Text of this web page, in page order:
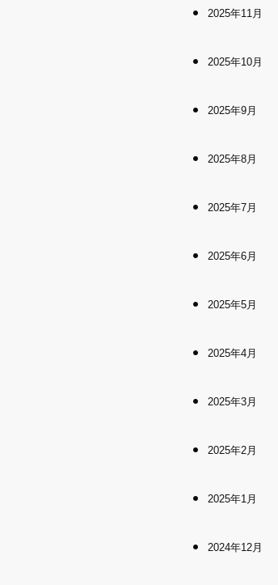
2025年11月
2025年10月
2025年9月
2025年8月
2025年7月
2025年6月
2025年5月
2025年4月
2025年3月
2025年2月
2025年1月
2024年12月